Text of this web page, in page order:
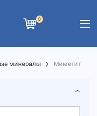
0
минералы Миметит